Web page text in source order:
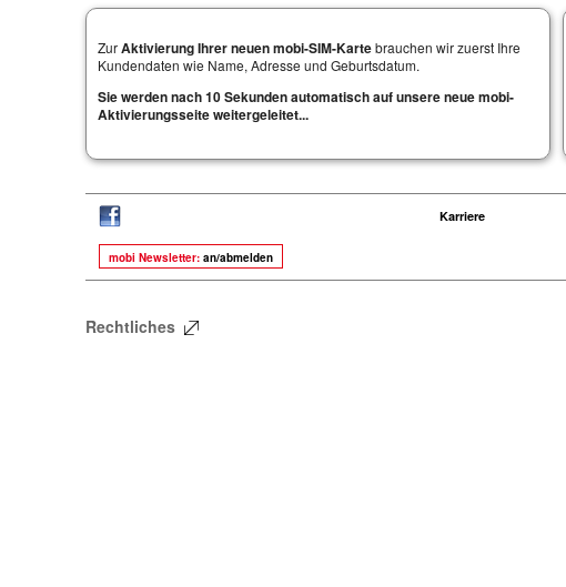
ZurAktivierung Ihrer neuen mobi-SIM-Kartebrauchen wir zuerst Ihre
Kundendaten wie Name, Adresse und Geburtsdatum.
Sie werden nach 10 Sekunden automatisch auf unsere neue mobi-
Aktivierungsseite weitergeleitet...
Karriere
mobi Newsletter: an/abmelden
Rechtliches